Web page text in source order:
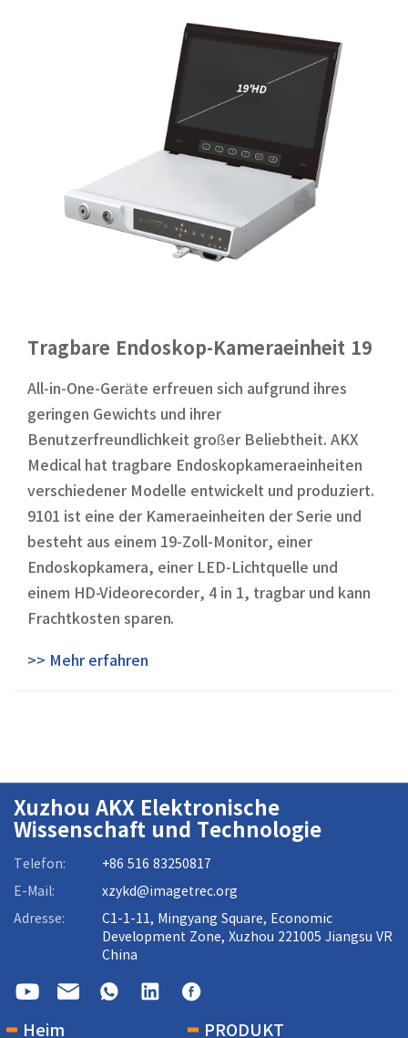
Tragbare Endoskop-Kameraeinheit 19
All-in-One-Geräte erfreuen sich aufgrund ihres
geringen Gewichts und ihrer
Benutzerfreundlichkeit großer Beliebtheit. AKX
Medical hat tragbare Endoskopkameraeinheiten
verschiedener Modelle entwickelt und produziert.
9101 ist eine der Kameraeinheiten der Serie und
besteht aus einem 19-Zoll-Monitor, einer
Endoskopkamera, einer LED-Lichtquelle und
einem HD-Videorecorder, 4 in 1, tragbar und kann
Frachtkosten sparen.
>> Mehr erfahren
Xuzhou AKX Elektronische
Wissenschaft und Technologie
Telefon: +86 516 83250817
E-Mail: xzykd@imagetrec.org
Adresse:
C1-1-11, Mingyang Square, Economic
Development Zone, Xuzhou 221005 Jiangsu VR
China
Heim PRODUKT